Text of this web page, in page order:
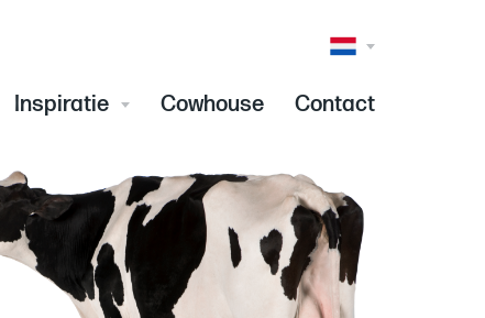
Taalkeuze
(Inhoud)
Inspiratie Cowhouse Contact